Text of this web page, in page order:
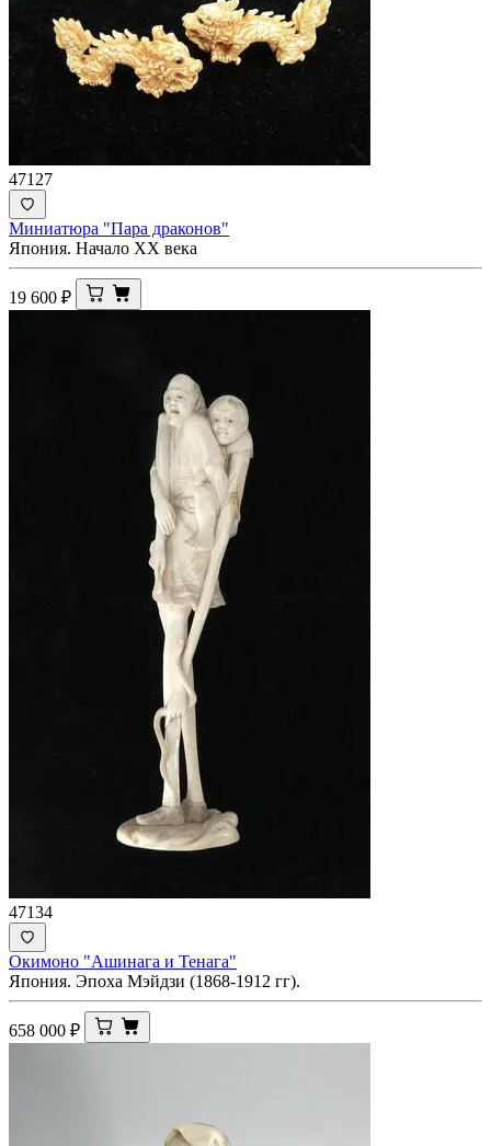
47127
Миниатюра "Пара драконов"
Япония. Начало XX века
19 600 ₽
47134
Окимоно "Ашинага и Тенага"
Япония. Эпоха Мэйдзи (1868-1912 гг).
658 000 ₽